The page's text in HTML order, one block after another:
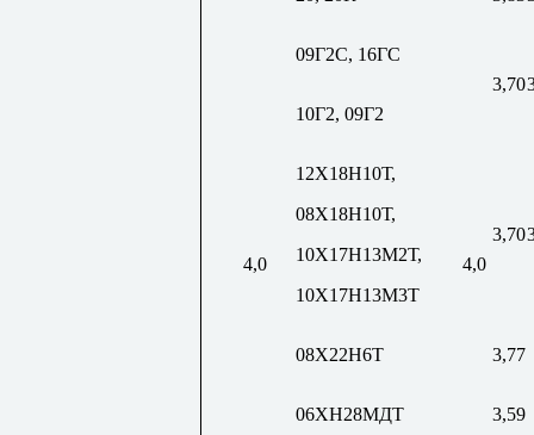
4,0 4,0
09Г2С, 16ГС
3,70
10Г2, 09Г2
12Х18Н10Т,
08Х18Н10Т,
10Х17Н13М2Т,
10Х17Н13М3Т
3,70
08Х22Н6Т 3,77
06ХН28МДТ 3,59